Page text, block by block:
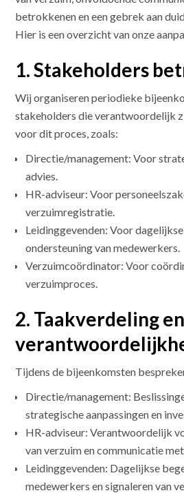
betrokkenen en een gebrek aan
Hier is een overzicht van onze
1. Stakeholders
Wij organiseren periodieke
stakeholders die verantwoordelijk
voor dit proces, zoals:
Directie/management: Voor
advies.
HR-adviseur: Voor
verzuimregistratie.
Leidinggevenden: Voor
ondersteuning van medewerkers.
Verzuimcoördinator: Voor
verzuimproces.
2. Taakverdeling en
Tijdens de bijeenkomsten
Directie/management:
strategische aanpassingen en
HR-adviseur: Verantwoordelijk
van verzuim en communicatie
Leidinggevenden: Dagelijkse
medewerkers en signaleren van